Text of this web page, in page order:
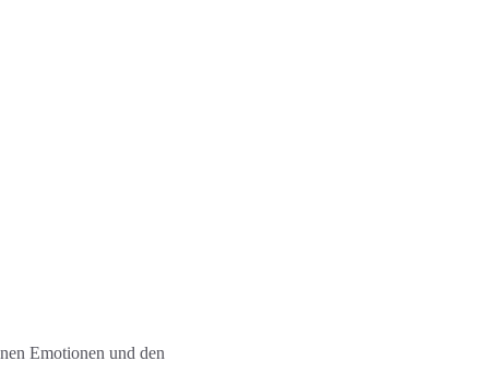
Emotionen und den